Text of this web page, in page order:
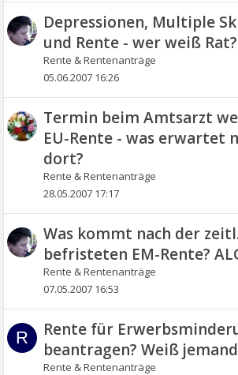
Depressionen, Multiple
und Rente - wer weiß Rat?
Rente & Rentenanträge
05.06.2007 16:26
Termin beim Amtsarzt
EU-Rente - was erwartet
dort?
Rente & Rentenanträge
28.05.2007 17:17
Was kommt nach der
befristeten EM-Rente?
Rente & Rentenanträge
07.05.2007 16:53
R
Rente für
beantragen? Weiß
Rente & Rentenanträge